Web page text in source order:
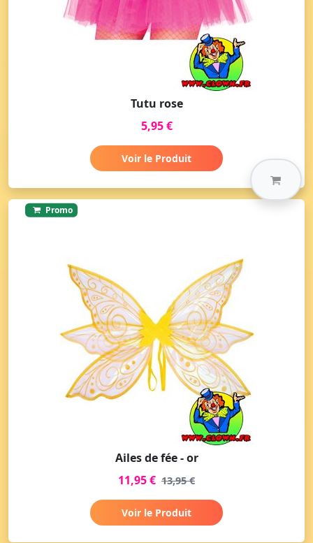
Tutu rose
5,95 €
Voir le Produit
Promo
Ailes de fée - or
11,95 € 13,95 €
Voir le Produit